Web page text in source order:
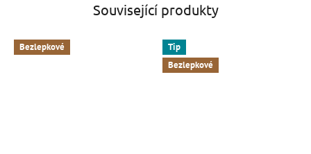
Související produkty
Bezlepkové
Tip
Bezlepkové